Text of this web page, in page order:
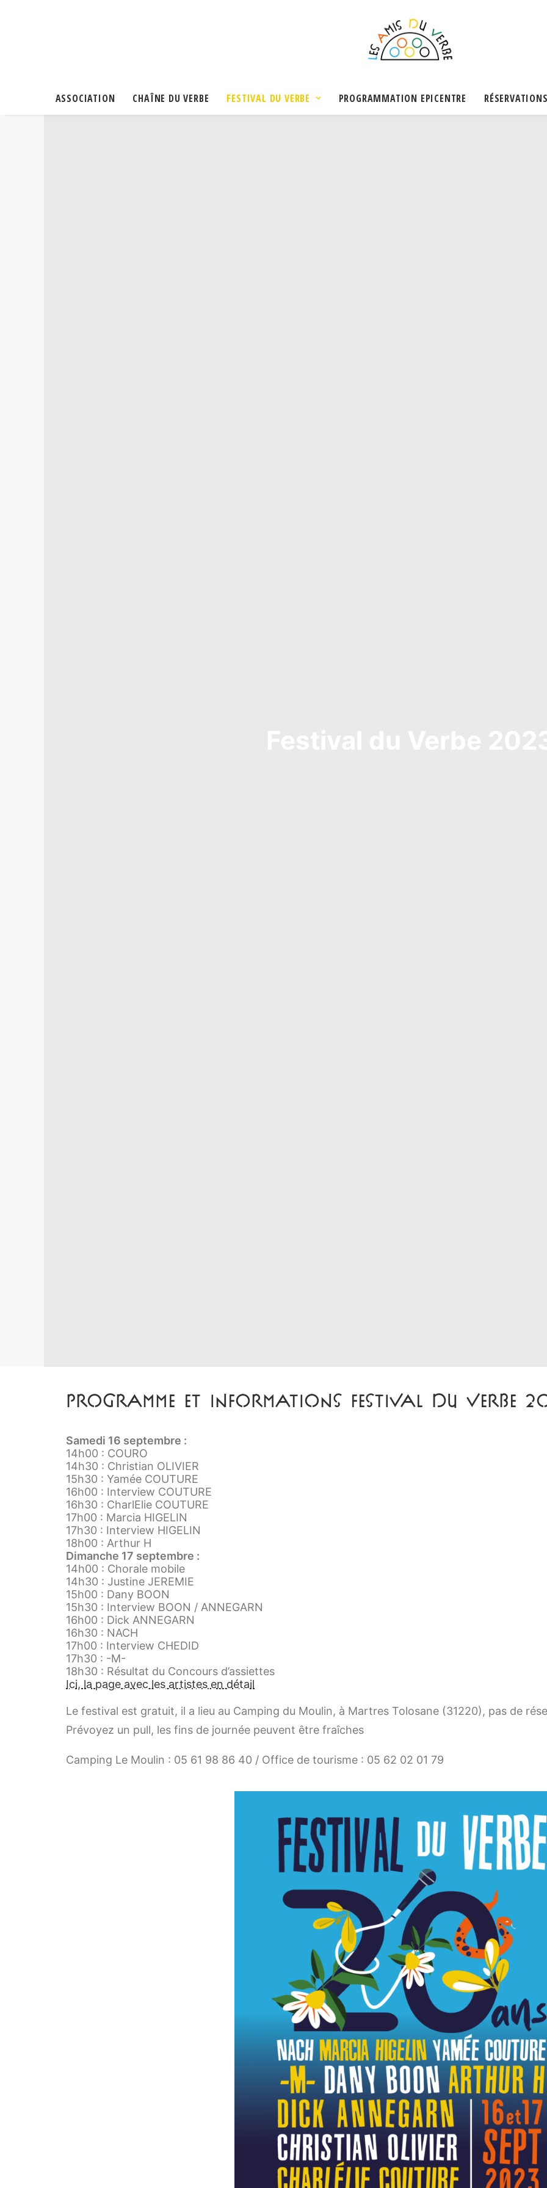
ASSOCIATION CHAÎNE DU VERBE FESTIVAL DU VERBE PROGRAMMATION EPICENTRE
Programme et informations Festival du Verbe
Samedi 16 septembre :
14h00 : COURO
14h30 : Christian OLIVIER
15h30 : Yamée COUTURE
16h00 : Interview COUTURE
16h30 : CharlElie COUTURE
17h00 : Marcia HIGELIN
17h30 : Interview HIGELIN
18h00 : Arthur H
Dimanche 17 septembre :
14h00 : Chorale mobile
14h30 : Justine JEREMIE
15h00 : Dany BOON
15h30 : Interview BOON / ANNEGARN
16h00 : Dick ANNEGARN
16h30 : NACH
17h00 : Interview CHEDID
17h30 : -M-
18h30 : Résultat du Concours d’assiettes
Ici, la page avec les artistes en détail
Le festival est gratuit, il a lieu au Camping du Moulin, à Martres Tolosane (31220), pas de
Prévoyez un pull, les fins de journée peuvent être fraîches
Camping Le Moulin : 05 61 98 86 40 / Office de tourisme : 05 62 02 01 79